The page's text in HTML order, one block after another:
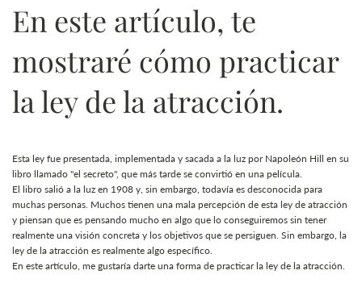
En este artículo, te
mostraré cómo practicar
la ley de la atracción.
Esta ley fue presentada, implementada y sacada a la luz por Napoleón Hill en su
libro llamado "el secreto", que más tarde se convirtió en una película.
El libro salió a la luz en 1908 y, sin embargo, todavía es desconocida para
muchas personas. Muchos tienen una mala percepción de esta ley de atracción
y piensan que es pensando mucho en algo que lo conseguiremos sin tener
realmente una visión concreta y los objetivos que se persiguen. Sin embargo, la
ley de la atracción es realmente algo específico.
En este artículo, me gustaría darte una forma de practicar la ley de la atracción.